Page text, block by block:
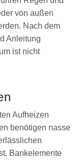
von außen
Nach dem
Anleitung
ist nicht
Aufheizen
benötigen nasse
Bankelemente